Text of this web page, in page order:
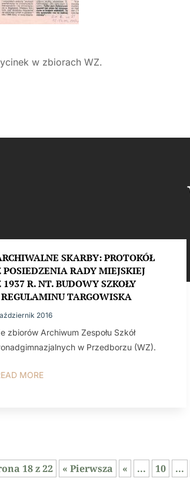
w zbiorach WZ.
SKARBY: PROTOKÓŁ
POSIEDZENIA RADY MIEJSKIEJ
1937 R. NT. BUDOWY SZKOŁY
TARGOWISKA
2016
zbiorów Archiwum Zespołu Szkół
w Przedborzu (WZ).
MORE
18 z 22 « Pierwsza « ... 10 ...